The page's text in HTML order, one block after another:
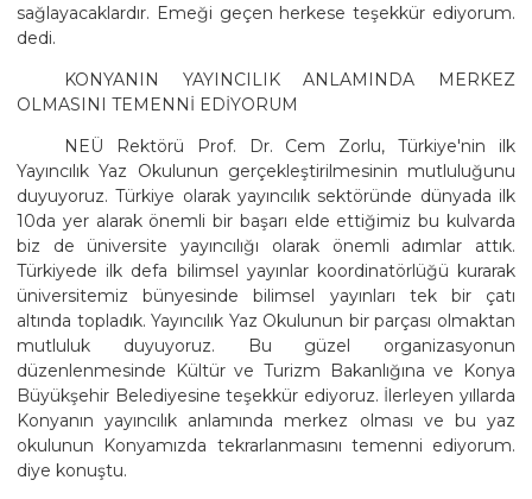
sağlayacaklardır. Emeği geçen herkese teşekkür ediyorum.
dedi.
KONYANIN YAYINCILIK ANLAMINDA MERKEZ
OLMASINI TEMENNİ EDİYORUM
NEÜ Rektörü Prof. Dr. Cem Zorlu, Türkiye'nin ilk
Yayıncılık Yaz Okulunun gerçekleştirilmesinin mutluluğunu
duyuyoruz. Türkiye olarak yayıncılık sektöründe dünyada ilk
10da yer alarak önemli bir başarı elde ettiğimiz bu kulvarda
biz de üniversite yayıncılığı olarak önemli adımlar attık.
Türkiyede ilk defa bilimsel yayınlar koordinatörlüğü kurarak
üniversitemiz bünyesinde bilimsel yayınları tek bir çatı
altında topladık. Yayıncılık Yaz Okulunun bir parçası olmaktan
mutluluk duyuyoruz. Bu güzel organizasyonun
düzenlenmesinde Kültür ve Turizm Bakanlığına ve Konya
Büyükşehir Belediyesine teşekkür ediyoruz. İlerleyen yıllarda
Konyanın yayıncılık anlamında merkez olması ve bu yaz
okulunun Konyamızda tekrarlanmasını temenni ediyorum.
diye konuştu.